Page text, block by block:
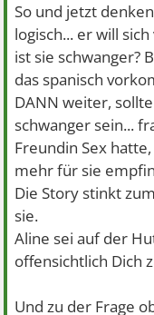
So und jetzt
logisch... er will
ist sie schwanger?
das spanisch
DANN weiter,
schwanger sein...
Freundin Sex
mehr für sie
Die Story stinkt
sie.
Aline sei auf der
offensichtlich Dich
Und zu der Frage